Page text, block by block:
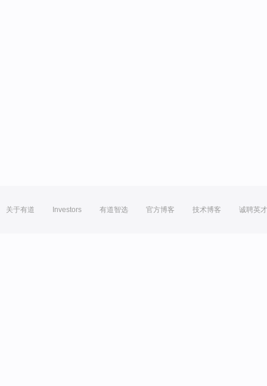
关于有道 Investors 有道智选 官方博客 技术博客 诚聘英才